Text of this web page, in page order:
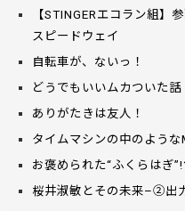
【STINGERエコラン組】
スピードウェイ
自転車が、ないっ！
どうでもいいムカついた話
ありがたきは友人！
タイムマシンの中のような
お褒められた“ふくらはぎ
桜井淑敏とその未来–②出